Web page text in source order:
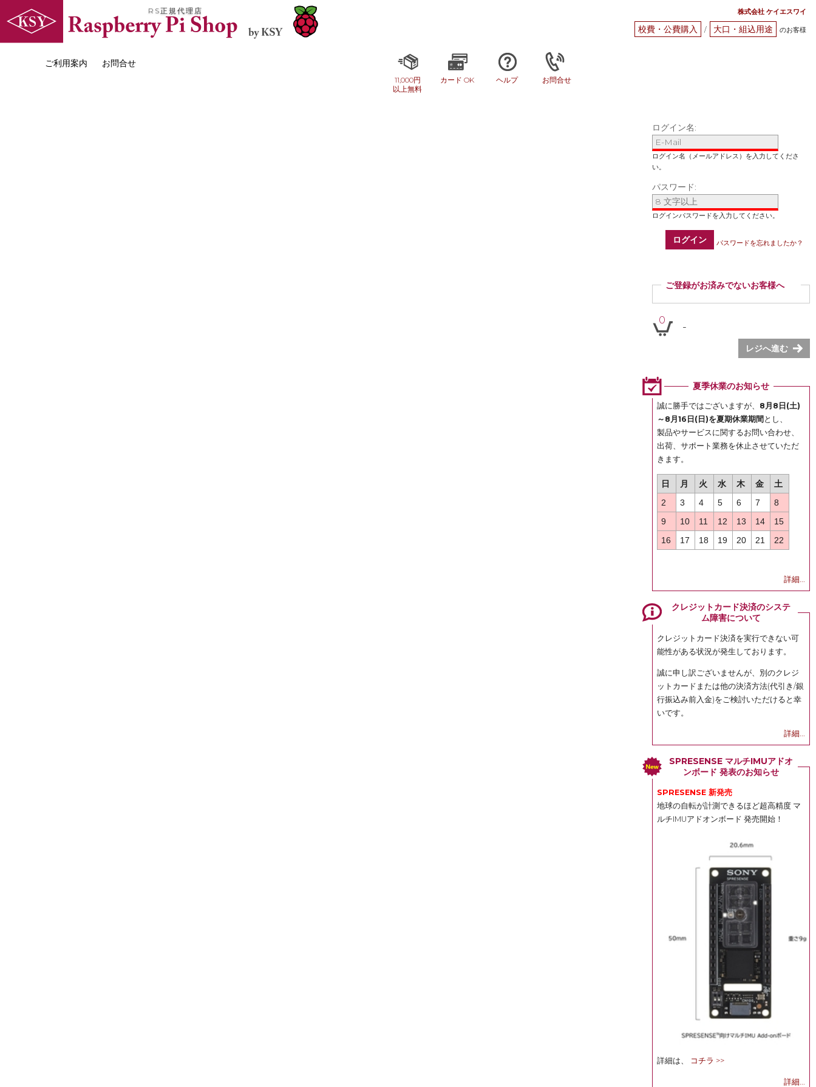
RS正規代理店 株式会社 ケイエスワイ
校費・公費購入 / 大口・組込用途 のお客様
ご利用案内 お問合せ
11,000円
以上無料
カード OK ヘルプ お問合せ
ログイン名:
パスワード:
ログイン パスワードを忘れましたか？
ご登録がお済みでないお客様へ
ご登録いただくと商品ご購入の際、お届け先情報など
を毎回ご入力いただかなくても簡単にご注文いただけ
ます。
ぜひご登録ください。
登録
0
-
レジへ進む
夏季休業のお知らせ
誠に勝手ではございますが、 8月8日(土)
～8月16日(日)を夏期休業期間 とし、
製品やサービスに関するお問い合わせ、
出荷、サポート業務を休止させていただ
きます。
日 月 火 水 木 金
土
2
3 4 5 6 7
8
9
10 11 12 13 14
15
16
17 18 19 20 21 22
詳細...
クレジットカード決済のシステ
ム障害について
クレジットカード決済を実行できない可
能性がある状況が発生しております。
誠に申し訳ございませんが、別のクレジ
ットカードまたは他の決済方法(代引き/銀
行振込み前入金)をご検討いただけると幸
いです。
詳細...
SPRESENSE マルチIMUアドオ
ンボード 発表のお知らせ
SPRESENSE 新発売
地球の自転が計測できるほど超高精度 マ
ルチIMUアドオンボード 発売開始！
詳細は、 コチラ >>
詳細...